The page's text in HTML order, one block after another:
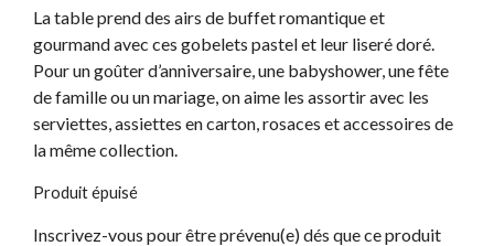
La table prend des airs de buffet romantique et
gourmand avec ces gobelets pastel et leur liseré doré.
Pour un goûter d’anniversaire, une babyshower, une fête
de famille ou un mariage, on aime les assortir avec les
serviettes, assiettes en carton, rosaces et accessoires de
la même collection.
Produit épuisé
Inscrivez-vous pour être prévenu(e) dés que ce produit